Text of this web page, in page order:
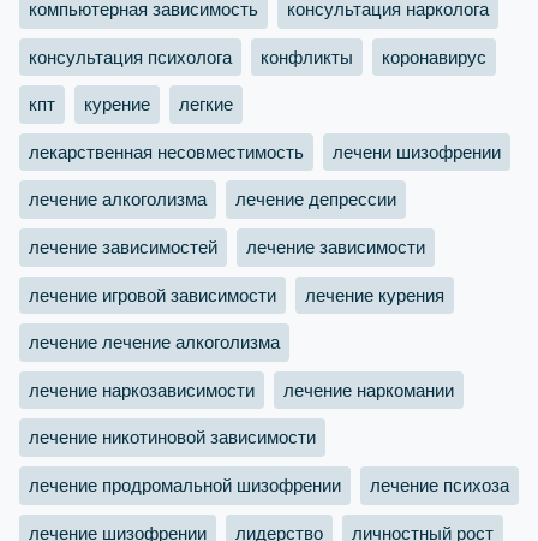
компьютерная зависимость консультация нарколога
консультация психолога конфликты коронавирус
кпт курение легкие
лекарственная несовместимость лечени шизофрении
лечение алкоголизма лечение депрессии
лечение зависимостей лечение зависимости
лечение игровой зависимости лечение курения
лечение лечение алкоголизма
лечение наркозависимости лечение наркомании
лечение никотиновой зависимости
лечение продромальной шизофрении лечение психоза
лечение шизофрении лидерство личностный рост